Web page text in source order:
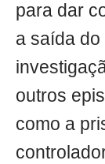
para dar
a saída
outros
como a